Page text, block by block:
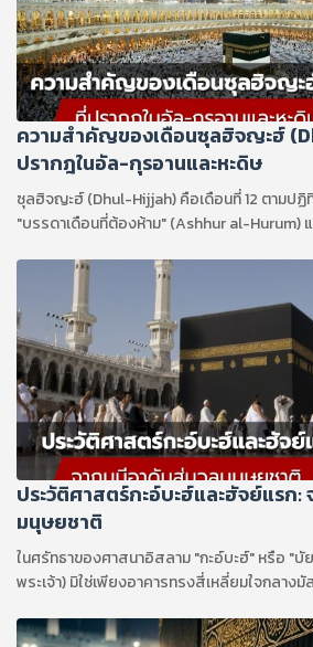
ความสำคัญของเดือนซุลฮิจญะฮ์
ปรากฎในอัล-กุรอานและหะดิษ
ซุลฮิจญะฮ์ (Dhul-Hijjah) คือเดือนที่ 12 ตามปฏิ
"บรรดาเดือนที่ต้องห้าม" (Ashhur al-Hurum)
ประวัติศาสตร์กะอ์บะฮ์และฮัจย์แรก
มนุษยชาติ
ในศรัทธาของศาสนาอิสลาม "กะอ์บะฮ์" หรือ "
พระเจ้า) มิใช่เพียงอาคารทรงสี่เหลี่ยมใจกลาง
ของมนุษยชาติ